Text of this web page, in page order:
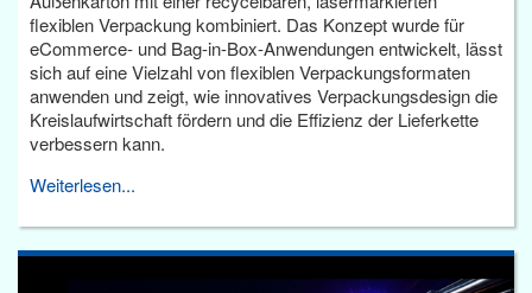
flexiblen Verpackung kombiniert. Das Konzept wurde für
eCommerce- und Bag-in-Box-Anwendungen entwickelt, lässt
sich auf eine Vielzahl von flexiblen Verpackungsformaten
anwenden und zeigt, wie innovatives Verpackungsdesign die
Kreislaufwirtschaft fördern und die Effizienz der Lieferkette
verbessern kann.
Weiterlesen...